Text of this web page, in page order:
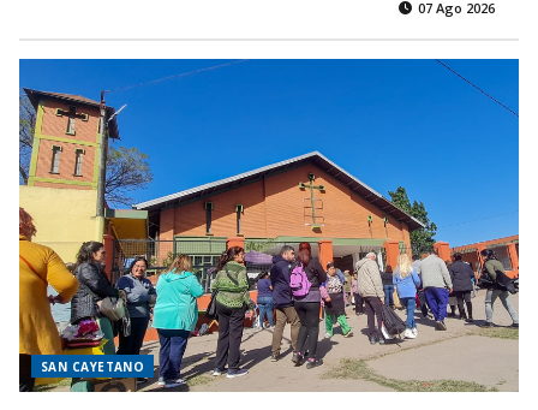
07 Ago 2026
SAN CAYETANO